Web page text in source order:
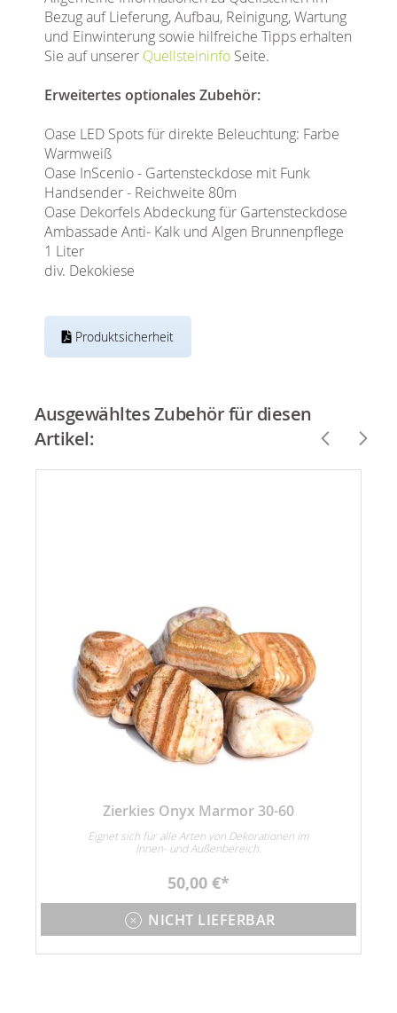
Bezug auf Lieferung, Aufbau, Reinigung, Wartung
und Einwinterung sowie hilfreiche Tipps erhalten
Sie auf unserer Quellsteininfo Seite.
Erweitertes optionales Zubehör:
Oase LED Spots für direkte Beleuchtung: Farbe
Warmweiß
Oase InScenio - Gartensteckdose mit Funk
Handsender - Reichweite 80m
Oase Dekorfels Abdeckung für Gartensteckdose
Ambassade Anti- Kalk und Algen Brunnenpflege
1 Liter
div. Dekokiese
Produktsicherheit
Ausgewähltes Zubehör für diesen
Artikel:
Zierkies Onyx Marmor 30-60
Eignet sich für alle Arten von Dekorationen im
Innen- und Außenbereich.
50,00 €
NICHT LIEFERBAR